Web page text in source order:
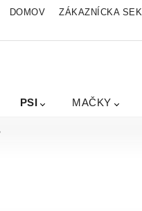
DOMOV ZÁKAZNÍCKA
PSI MAČKY